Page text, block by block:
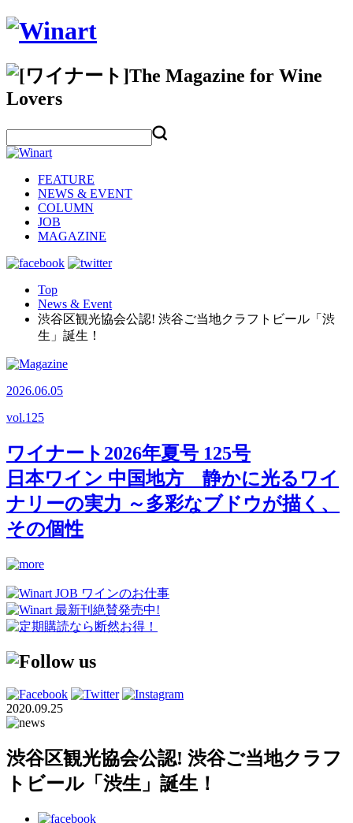
FEATURE
NEWS & EVENT
COLUMN
JOB
MAGAZINE
Top
News & Event
渋谷区観光協会公認! 渋谷ご当地クラフトビール「渋
生」誕生！
2026.06.05
vol.125
ワイナート2026年夏号 125号
日本ワイン 中国地方 静かに光るワイ
ナリーの実力 ～多彩なブドウが描く、
その個性
2020.09.25
渋谷区観光協会公認! 渋谷ご当地クラフ
トビール「渋生」誕生！